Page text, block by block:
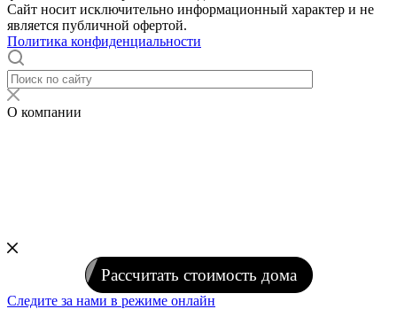
Сайт носит исключительно информационный характер и не
является публичной офертой.
Политика конфиденциальности
О компании
Рассчитать стоимость дома
Следите за нами в режиме онлайн